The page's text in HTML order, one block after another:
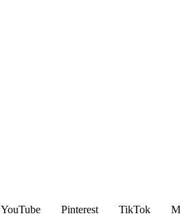
YouTube Pinterest TikTok